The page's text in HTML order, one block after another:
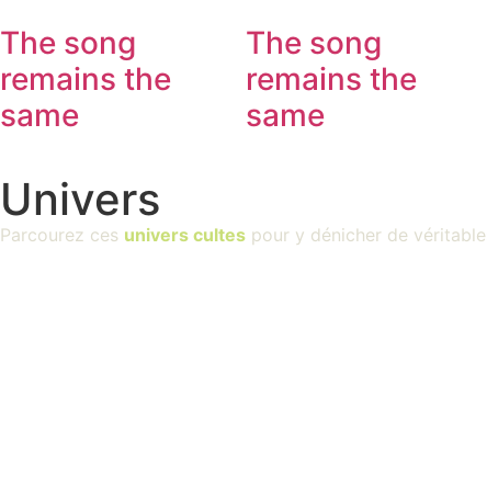
The song
remains the
same
The song
remains the
same
Univers
Parcourez ces univers cultes pour y dénicher de